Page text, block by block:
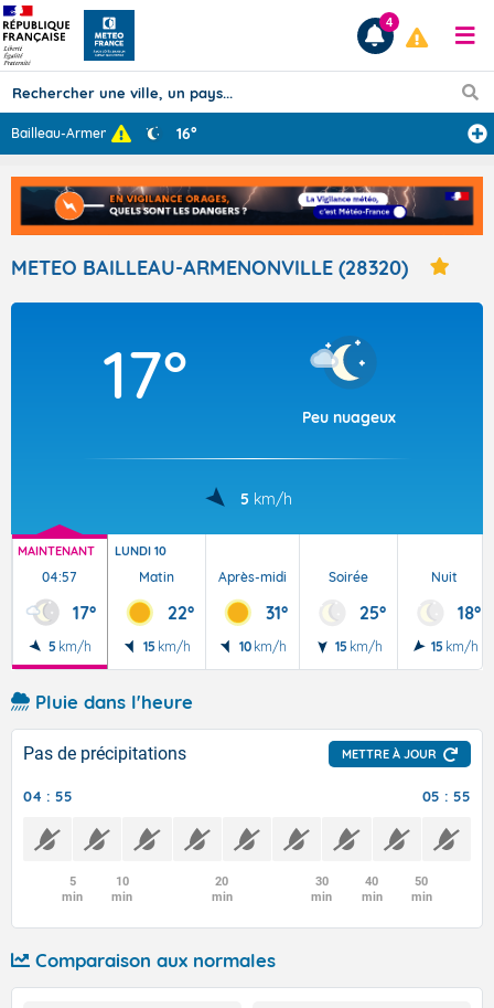
Prévisions
TOUS LES RÉSULTATS
Articles
4
Bailleau-Armeno... 16°
METEO BAILLEAU-ARMENONVILLE (28320)
17°
Peu nuageux
5 km/h
MAINTENANT
04:57
17°
5 km/h
LUNDI 10
Matin
22°
15 km/h
Après-midi
31°
10 km/h
Soirée
25°
15 km/h
Nuit
18°
15 km/h
Pluie dans l'heure
Pas de précipitations METTRE À JOUR
04 : 55 05 : 55
5
min
10
min
20
min
30
min
40
min
50
min
Comparaison aux normales